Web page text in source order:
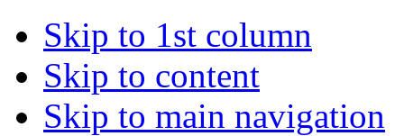
Skip to 1st column
Skip to content
Skip to main navigation